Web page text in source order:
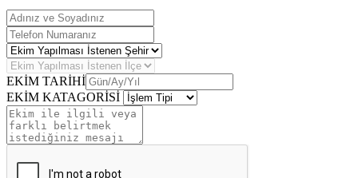
EKİM TARİHİ
EKİM KATAGORİSİ